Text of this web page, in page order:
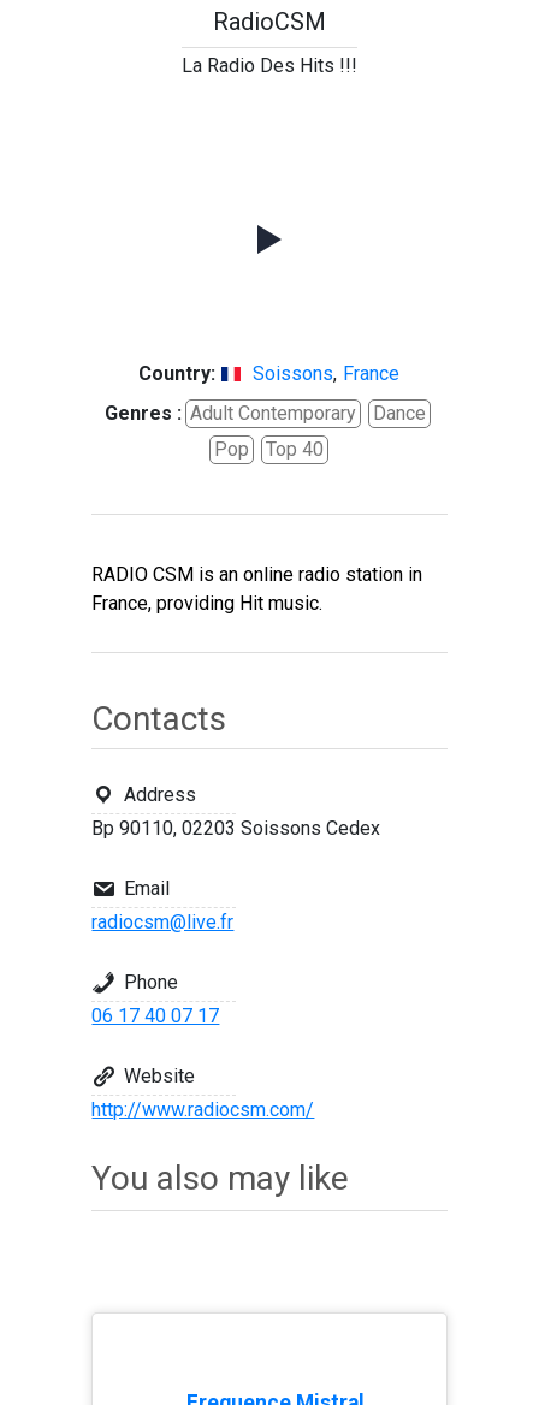
RadioCSM
La Radio Des Hits !!!
Country: Soissons, France
Genres : Adult Contemporary
Dance
Pop
Top 40
RADIO CSM is an online radio station in
France, providing Hit music.
Contacts
Address
Bp 90110, 02203 Soissons Cedex
Email
radiocsm@live.fr
Phone
06 17 40 07 17
Website
http://www.radiocsm.com/
You also may like